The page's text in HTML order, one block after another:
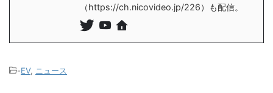
（https://ch.nicovideo.jp/226）も配信。
-EV, ニュース